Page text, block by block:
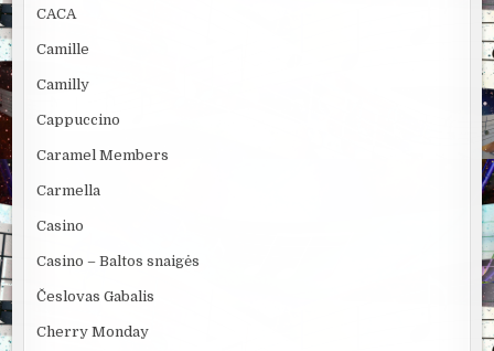
CACA
Camille
Camilly
Cappuccino
Caramel Members
Carmella
Casino
Casino – Baltos snaigės
Česlovas Gabalis
Cherry Monday